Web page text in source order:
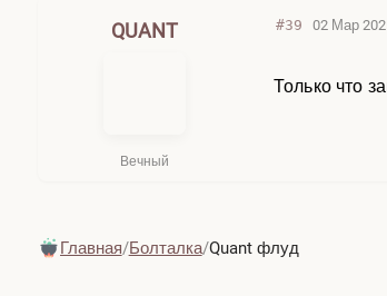
QUANT
Вечный
#39 02 Мар
Только что
Главная/Болталка/Quant флуд